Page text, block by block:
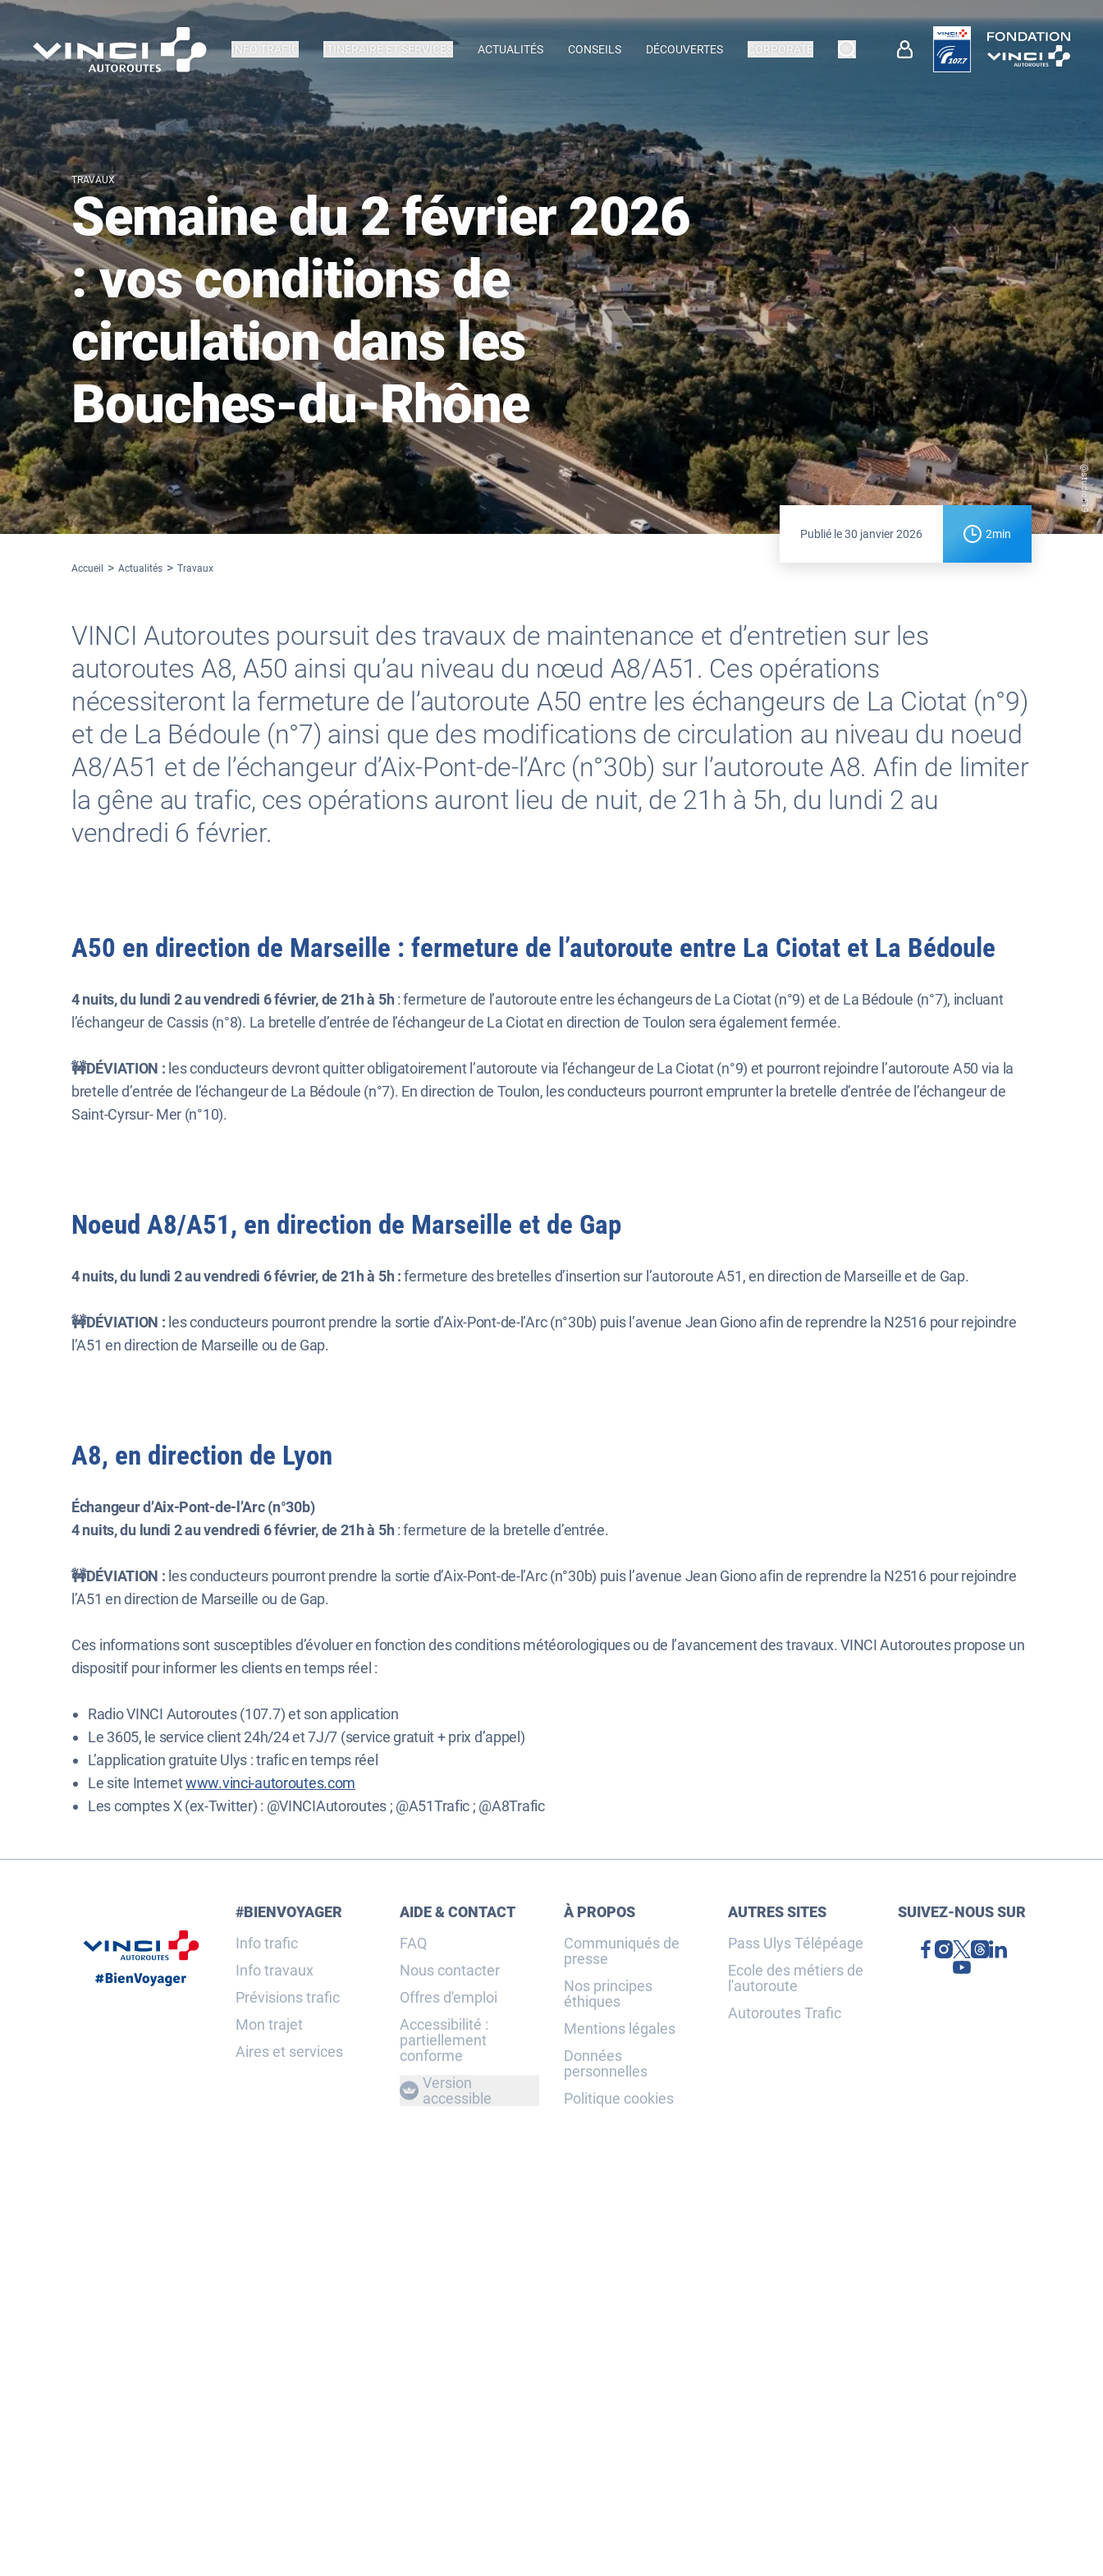
INFO TRAFIC ITINÉRAIRE ET SERVICES ACTUALITÉS CONSEILS DÉCOUVERTES CORPORATE
@studio619
TRAVAUX
Semaine du 2 février 2026
: vos conditions de
circulation dans les
Bouches-du-Rhône
Publié le30 janvier 2026 2min
Accueil Actualités Travaux
VINCI Autoroutes poursuit des travaux de maintenance et d’entretien sur les
autoroutes A8, A50 ainsi qu’au niveau du nœud A8/A51. Ces opérations
nécessiteront la fermeture de l’autoroute A50 entre les échangeurs de La Ciotat (n°9)
et de La Bédoule (n°7) ainsi que des modifications de circulation au niveau du noeud
A8/A51 et de l’échangeur d’Aix-Pont-de-l’Arc (n°30b) sur l’autoroute A8. Afin de limiter
la gêne au trafic, ces opérations auront lieu de nuit, de 21h à 5h, du lundi 2 au
vendredi 6 février.
A50 en direction de Marseille : fermeture de l’autoroute entre La Ciotat et La Bédoule
4 nuits, du lundi 2 au vendredi 6 février, de 21h à 5h : fermeture de l’autoroute entre les échangeurs de La Ciotat (n°9) et de La Bédoule (n°7), incluant
l’échangeur de Cassis (n°8). La bretelle d’entrée de l’échangeur de La Ciotat en direction de Toulon sera également fermée.
🚧DÉVIATION : les conducteurs devront quitter obligatoirement l’autoroute via l’échangeur de La Ciotat (n°9) et pourront rejoindre l’autoroute A50 via la
bretelle d’entrée de l’échangeur de La Bédoule (n°7). En direction de Toulon, les conducteurs pourront emprunter la bretelle d’entrée de l’échangeur de
Saint-Cyrsur- Mer (n°10).
Noeud A8/A51, en direction de Marseille et de Gap
4 nuits, du lundi 2 au vendredi 6 février, de 21h à 5h :fermeture des bretelles d’insertion sur l’autoroute A51, en direction de Marseille et de Gap.
🚧DÉVIATION : les conducteurs pourront prendre la sortie d’Aix-Pont-de-l’Arc (n°30b) puis l’avenue Jean Giono afin de reprendre la N2516 pour rejoindre
l’A51 en direction de Marseille ou de Gap.
A8, en direction de Lyon
Échangeur d’Aix-Pont-de-l’Arc (n°30b)
4 nuits, du lundi 2 au vendredi 6 février, de 21h à 5h : fermeture de la bretelle d’entrée.
🚧DÉVIATION : les conducteurs pourront prendre la sortie d’Aix-Pont-de-l’Arc (n°30b) puis l’avenue Jean Giono afin de reprendre la N2516 pour rejoindre
l’A51 en direction de Marseille ou de Gap.
Ces informations sont susceptibles d’évoluer en fonction des conditions météorologiques ou de l’avancement des travaux. VINCI Autoroutes propose un
dispositif pour informer les clients en temps réel :
Radio VINCI Autoroutes (107.7) et son application
Le 3605, le service client 24h/24 et 7J/7 (service gratuit + prix d’appel)
L’application gratuite Ulys : trafic en temps réel
Le site Internetwww.vinci-autoroutes.com
Les comptes X (ex-Twitter) : @VINCIAutoroutes ; @A51Trafic ; @A8Trafic
#BIENVOYAGER
Info trafic
Info travaux
Prévisions trafic
Mon trajet
Aires et services
AIDE & CONTACT
FAQ
Nous contacter
Offres d'emploi
Accessibilité :
partiellement
conforme
Version
accessible
À PROPOS
Communiqués de
presse
Nos principes
éthiques
Mentions légales
Données
personnelles
Politique cookies
AUTRES SITES
Pass Ulys Télépéage
Ecole des métiers de
l'autoroute
Autoroutes Trafic
SUIVEZ-NOUS SUR